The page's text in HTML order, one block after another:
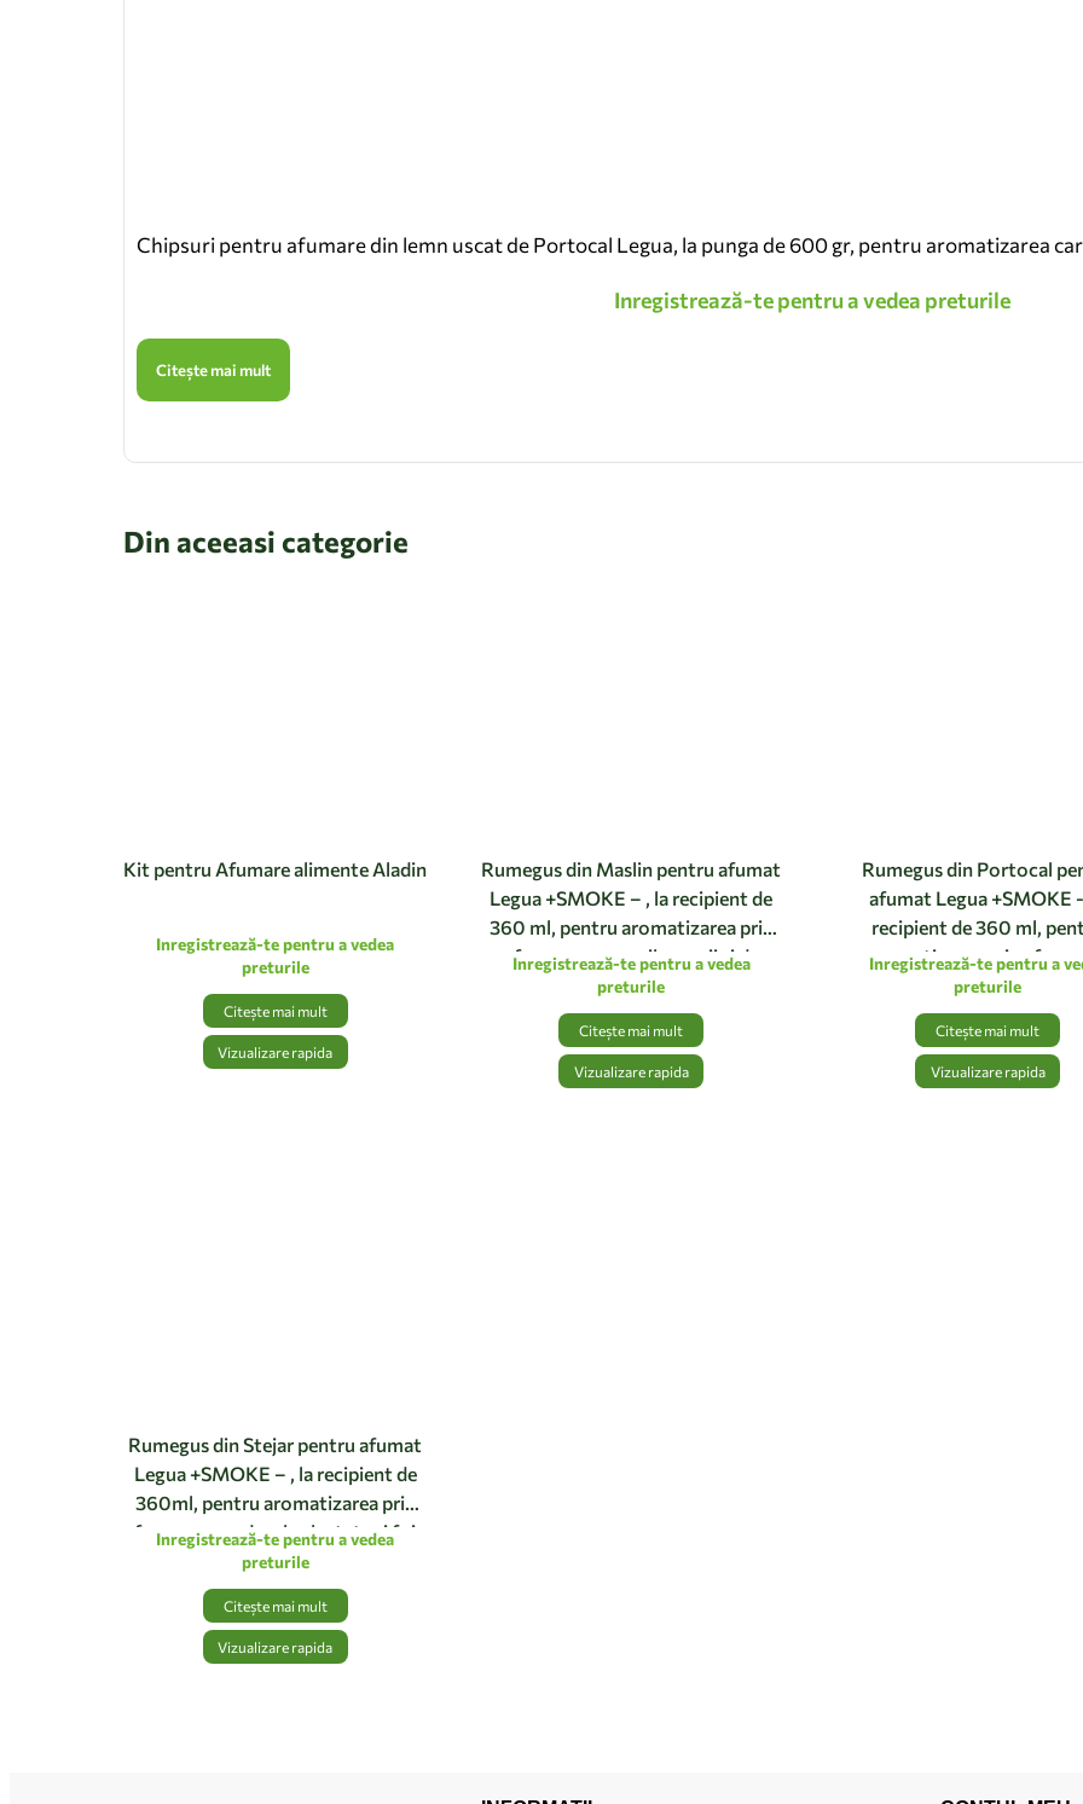
Chipsuri pentru afumare din lemn uscat de Portocal Legua, la punga de 600 gr, pentru aromatizarea
Inregistrează-te pentru a vedea preturile
Citește mai mult
Din aceeasi categorie
Kit pentru Afumare alimente Aladin
Inregistrează-te pentru a vedea
preturile
Citește mai mult
Vizualizare rapida
Rumegus din Maslin pentru afumat
Legua +SMOKE – , la recipient de
360 ml, pentru aromatizarea prin
afumare a carnurilor rosii si de
vanat
Inregistrează-te pentru a vedea
preturile
Citește mai mult
Vizualizare rapida
Rumegus din Portocal
afumat Legua +SMOKE
recipient de 360 ml,
aromatizarea prin
carnurilor albe si a
Inregistrează-te pentru a
preturile
Citește mai mult
Vizualizare rapida
Rumegus din Stejar pentru afumat
Legua +SMOKE – , la recipient de
360ml, pentru aromatizarea prin
afumare a produselor lactate si foie
gras
Inregistrează-te pentru a vedea
preturile
Citește mai mult
Vizualizare rapida